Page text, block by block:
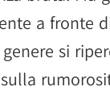
a fronte
si